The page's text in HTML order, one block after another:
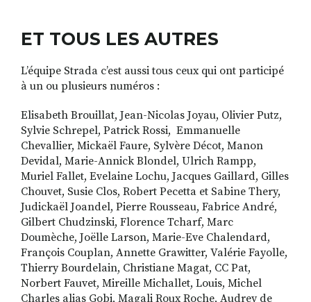
photographie, écrit,
ET TOUS LES AUTRES
L’équipe Strada c’est aussi tous ceux qui ont participé
à un ou plusieurs numéros :
Elisabeth Brouillat, Jean-Nicolas Joyau, Olivier Putz,
Sylvie Schrepel, Patrick Rossi, Emmanuelle
Chevallier, Mickaël Faure, Sylvère Décot, Manon
Devidal, Marie-Annick Blondel, Ulrich Rampp,
Muriel Fallet, Evelaine Lochu, Jacques Gaillard, Gilles
Chouvet, Susie Clos, Robert Pecetta et Sabine Thery,
Judickaël Joandel, Pierre Rousseau, Fabrice André,
Gilbert Chudzinski, Florence Tcharf, Marc
Doumèche, Joëlle Larson, Marie-Eve Chalendard,
François Couplan, Annette Grawitter, Valérie Fayolle,
Thierry Bourdelain, Christiane Magat, CC Pat,
Norbert Fauvet, Mireille Michallet, Louis, Michel
Charles alias Gobi, Magali Roux Roche, Audrey de